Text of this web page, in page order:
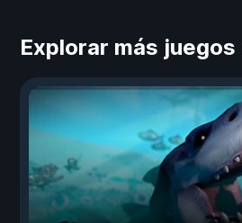
Explorar más